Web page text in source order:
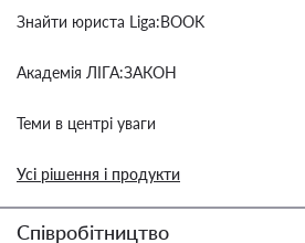
Знайти юриста Liga:BOOK
Академія ЛІГА:ЗАКОН
Теми в центрі уваги
Усі рішення і продукти
Співробітництво